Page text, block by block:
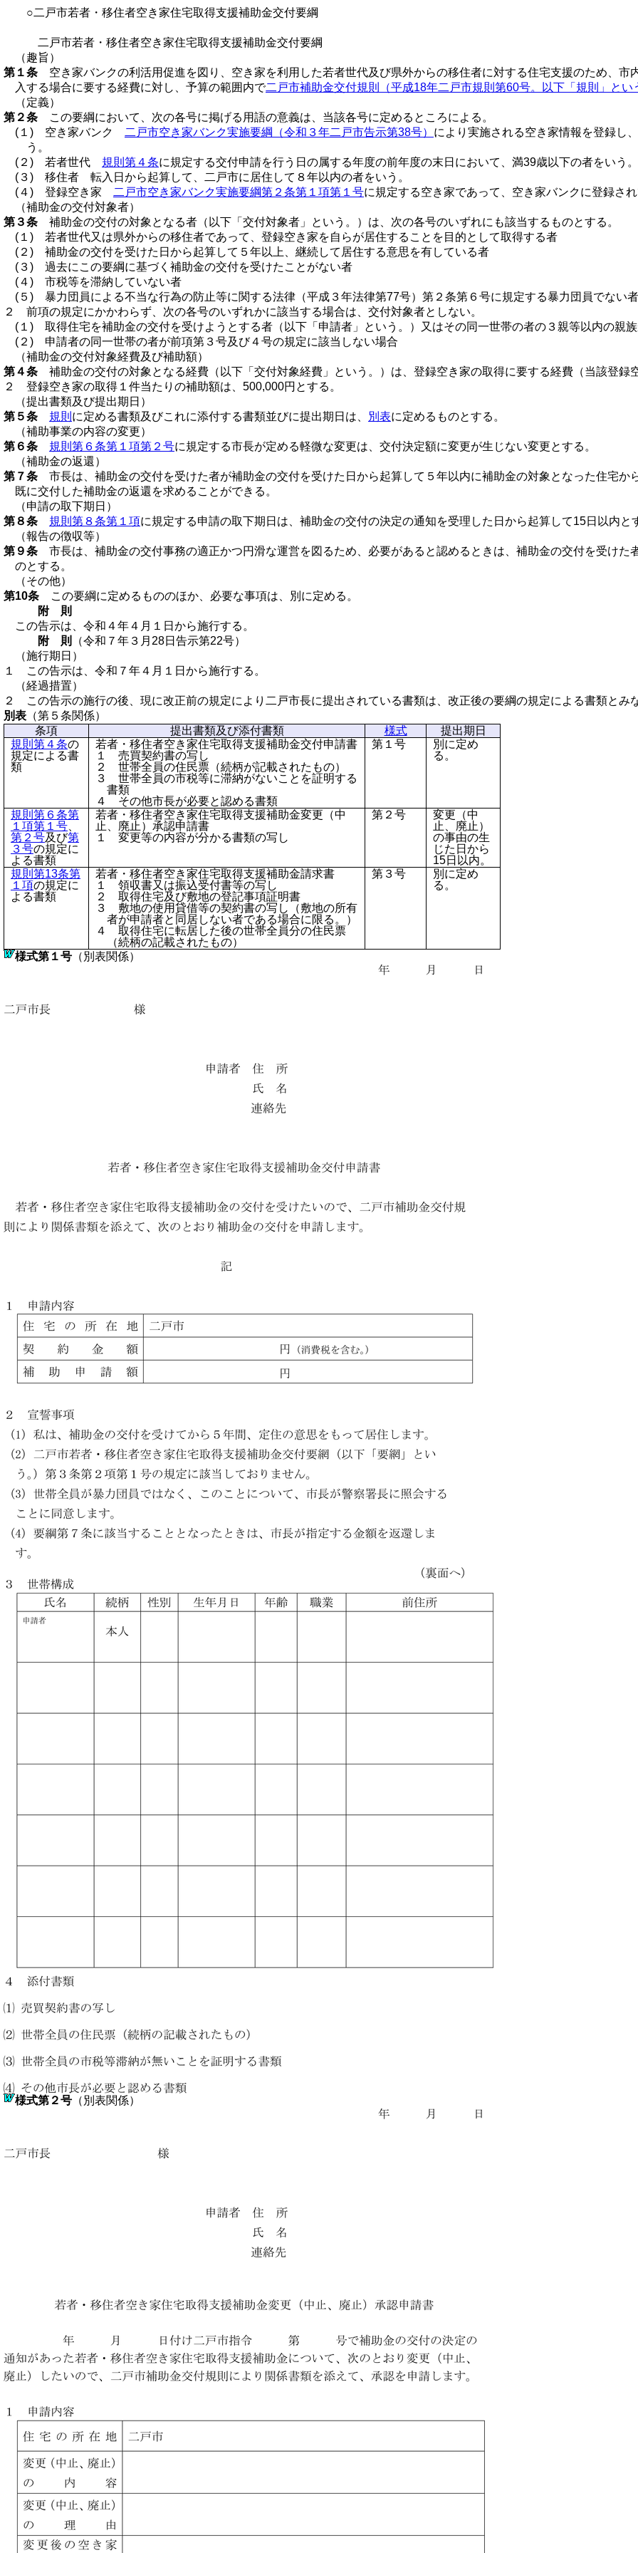
○二戸市若者・移住者空き家住宅取得支援補助金交付要綱
二戸市若者・移住者空き家住宅取得支援補助金交付要綱
（趣旨）
第１条 空き家バンクの利活用促進を図り、空き家を利用した若者世代及び県外からの移住者に対する住宅支援のため、
入する場合に要する経費に対し、予算の範囲内で二戸市補助金交付規則（平成18年二戸市規則第60号。以下「規則」とい
（定義）
第２条 この要綱において、次の各号に掲げる用語の意義は、当該各号に定めるところによる。
(１) 空き家バンク
二戸市空き家バンク実施要綱（令和３年二戸市告示第38号） により実施される空き家情報を登録し
う。
(２) 若者世代 規則第４条に規定する交付申請を行う日の属する年度の前年度の末日において、満39歳以下の者をいう。
(３) 移住者 転入日から起算して、二戸市に居住して８年以内の者をいう。
(４) 登録空き家
二戸市空き家バンク実施要綱第２条第１項第１号に規定する空き家であって、空き家バンクに登録さ
（補助金の交付対象者）
第３条 補助金の交付の対象となる者（以下「交付対象者」という。）は、次の各号のいずれにも該当するものとする。
(１) 若者世代又は県外からの移住者であって、登録空き家を自らが居住することを目的として取得する者
(２) 補助金の交付を受けた日から起算して５年以上、継続して居住する意思を有している者
(３) 過去にこの要綱に基づく補助金の交付を受けたことがない者
(４) 市税等を滞納していない者
(５) 暴力団員による不当な行為の防止等に関する法律（平成３年法律第77号）第２条第６号に規定する暴力団員でない者
２ 前項の規定にかかわらず、次の各号のいずれかに該当する場合は、交付対象者としない。
(１) 取得住宅を補助金の交付を受けようとする者（以下「申請者」という。）又はその同一世帯の者の３親等以内の親
(２) 申請者の同一世帯の者が前項第３号及び４号の規定に該当しない場合
（補助金の交付対象経費及び補助額）
第４条 補助金の交付の対象となる経費（以下「交付対象経費」という。）は、登録空き家の取得に要する経費（当該登録
２ 登録空き家の取得１件当たりの補助額は、500,000円とする。
（提出書類及び提出期日）
第５条
規則 に定める書類及びこれに添付する書類並びに提出期日は、 別表に定めるものとする。
（補助事業の内容の変更）
第６条
規則第６条第１項第２号に規定する市長が定める軽微な変更は、交付決定額に変更が生じない変更とする。
（補助金の返還）
第７条 市長は、補助金の交付を受けた者が補助金の交付を受けた日から起算して５年以内に補助金の対象となった住宅
既に交付した補助金の返還を求めることができる。
（申請の取下期日）
第８条
規則第８条第１項に規定する申請の取下期日は、補助金の交付の決定の通知を受理した日から起算して15日以内と
（報告の徴収等）
第９条 市長は、補助金の交付事務の適正かつ円滑な運営を図るため、必要があると認めるときは、補助金の交付を受け
のとする。
（その他）
第10条 この要綱に定めるもののほか、必要な事項は、別に定める。
附 則
この告示は、令和４年４月１日から施行する。
附 則
（令和７年３月28日告示第22号）
（施行期日）
１ この告示は、令和７年４月１日から施行する。
（経過措置）
２ この告示の施行の後、現に改正前の規定により二戸市長に提出されている書類は、改正後の要綱の規定による書類とみ
別表 （第５条関係）
条項
提出書類及び添付書類 様式
提出期日
規則第４条の
規定による書
類
若者・移住者空き家住宅取得支援補助金交付申請書
１ 売買契約書の写し
２ 世帯全員の住民票（続柄が記載されたもの）
３ 世帯全員の市税等に滞納がないことを証明する
書類
４ その他市長が必要と認める書類
第１号
別に定め
る。
規則第６条第
１項第１号
第２号及び第
３号の規定に
よる書類
若者・移住者空き家住宅取得支援補助金変更（中
止、廃止）承認申請書
１ 変更等の内容が分かる書類の写し
第２号
変更（中
止、廃止）
の事由の生
じた日から
15日以内。
規則第13条第
１項の規定に
よる書類
若者・移住者空き家住宅取得支援補助金請求書
１ 領収書又は振込受付書等の写し
２ 取得住宅及び敷地の登記事項証明書
３ 敷地の使用貸借等の契約書の写し（敷地の所有
者が申請者と同居しない者である場合に限る。）
４ 取得住宅に転居した後の世帯全員分の住民票
（続柄の記載されたもの）
第３号
別に定め
る。
様式第１号 （別表関係）
様式第２号 （別表関係）